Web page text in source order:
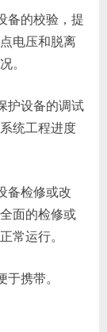
备的校验，提
电压和脱离
。
护设备的调试
统工程进度
备检修或改
面的检修或
常运行。
携带。